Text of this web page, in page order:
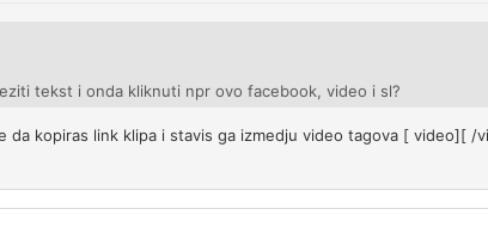
tekst i onda kliknuti npr ovo facebook, video i sl?
da kopiras link klipa i stavis ga izmedju video tagova [ video][ /